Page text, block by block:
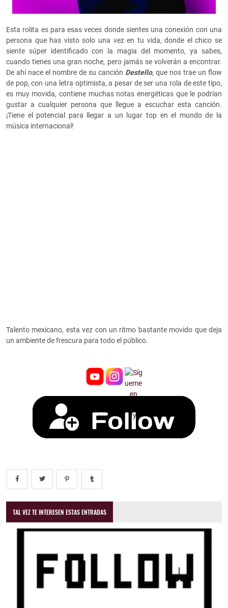
Esta rolita es para esas veces donde sientes una conexión con una
persona que has visto solo una vez en tu vida, donde el chico se
siente súper identificado con la magia del momento, ya sabes,
cuando tienes una gran noche, pero jamás se volverán a encontrar.
De ahí nace el nombre de su canción Destello, que nos trae un flow
de pop, con una letra optimista, a pesar de ser una rola de este tipo,
es muy movida, contiene muchas notas energéticas que le podrían
gustar a cualquier persona que llegue a escuchar esta canción.
¡Tiene el potencial para llegar a un lugar top en el mundo de la
música internacional!
Talento mexicano, esta vez con un ritmo bastante movido que deja
un ambiente de frescura para todo el público.
TAL VEZ TE INTERESEN ESTAS ENTRADAS